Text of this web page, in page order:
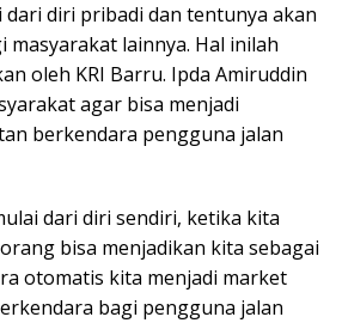
dari diri pribadi dan tentunya akan
masyarakat lainnya. Hal inilah
oleh KRI Barru. Ipda Amiruddin
agar bisa menjadi
berkendara pengguna jalan
dari diri sendiri, ketika kita
bisa menjadikan kita sebagai
otomatis kita menjadi market
bagi pengguna jalan